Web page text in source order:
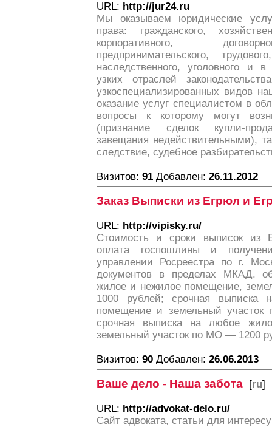
URL: http://jur24.ru
Мы оказываем юридические
права: гражданского,
корпоративного,
предпринимательского,
наследственного, уголовного и
узких отраслей
узкоспециализированных видов
оказание услуг специалистом в
вопросы к которому могут
(признание сделок купли-
завещания недействительными),
следствие, судебное
Визитов: 91 Добавлен: 26.11.2012
Заказ Выписки из Егрюл и
URL: http://vipisky.ru/
Стоимость и сроки выписок из
оплата госпошлины и
управлении Росреестра по г.
документов в пределах МКАД.
жилое и нежилое помещение,
1000 рублей; срочная выписка
помещение и земельный
срочная выписка на любое
земельный участок по МО — 1200
Визитов: 90 Добавлен: 26.06.2013
Ваше дело - Наша забота [ru]
URL: http://advokat-delo.ru/
Сайт адвоката, статьи для